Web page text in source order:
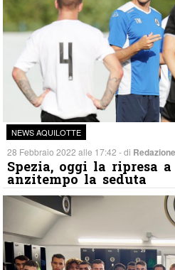
NEWS AQUILOTTE
28 Febbraio 2022 alle 17:42 - di
Spezia, oggi la ripresa
anzitempo la seduta